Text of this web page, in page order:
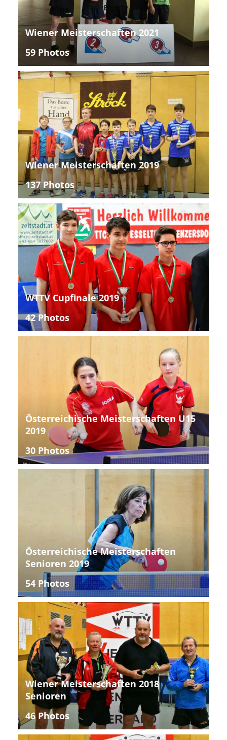
Wiener Meisterschaften 2021
59 Photos
Wiener Meisterschaften 2019
137 Photos
WTTV Cupfinale 2019
42 Photos
Österreichische Meisterschaften U15
2019
30 Photos
Österreichische Meisterschaften
Senioren 2019
54 Photos
Wiener Meisterschaften 2018
Senioren
46 Photos